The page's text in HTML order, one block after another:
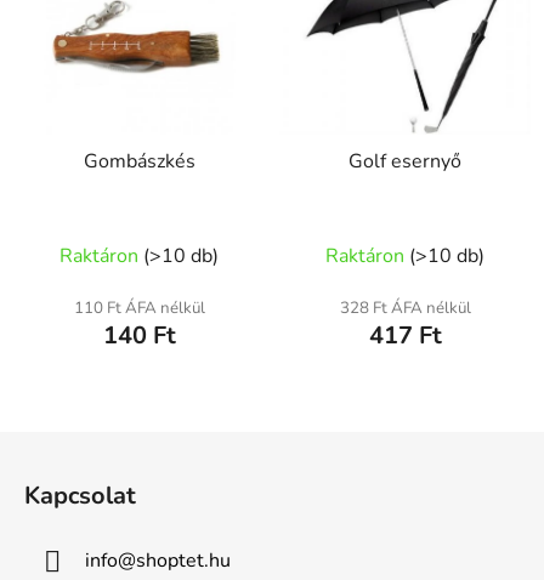
Gombászkés
Raktáron (>10 db)
110 Ft ÁFA nélkül
140 Ft
Golf esernyő
Raktáron (>10 db)
328 Ft ÁFA nélkül
417 Ft
Kapcsolat
info@shoptet.hu